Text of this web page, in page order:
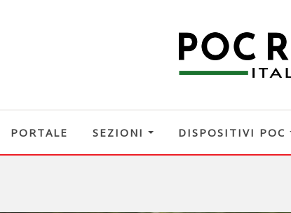
PORTALE SEZIONI DISPOSITIVI POC